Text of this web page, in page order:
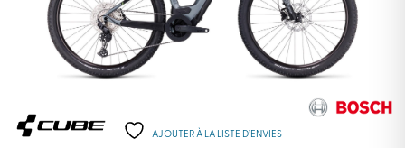
AJOUTER À LA LISTE D’ENVIES